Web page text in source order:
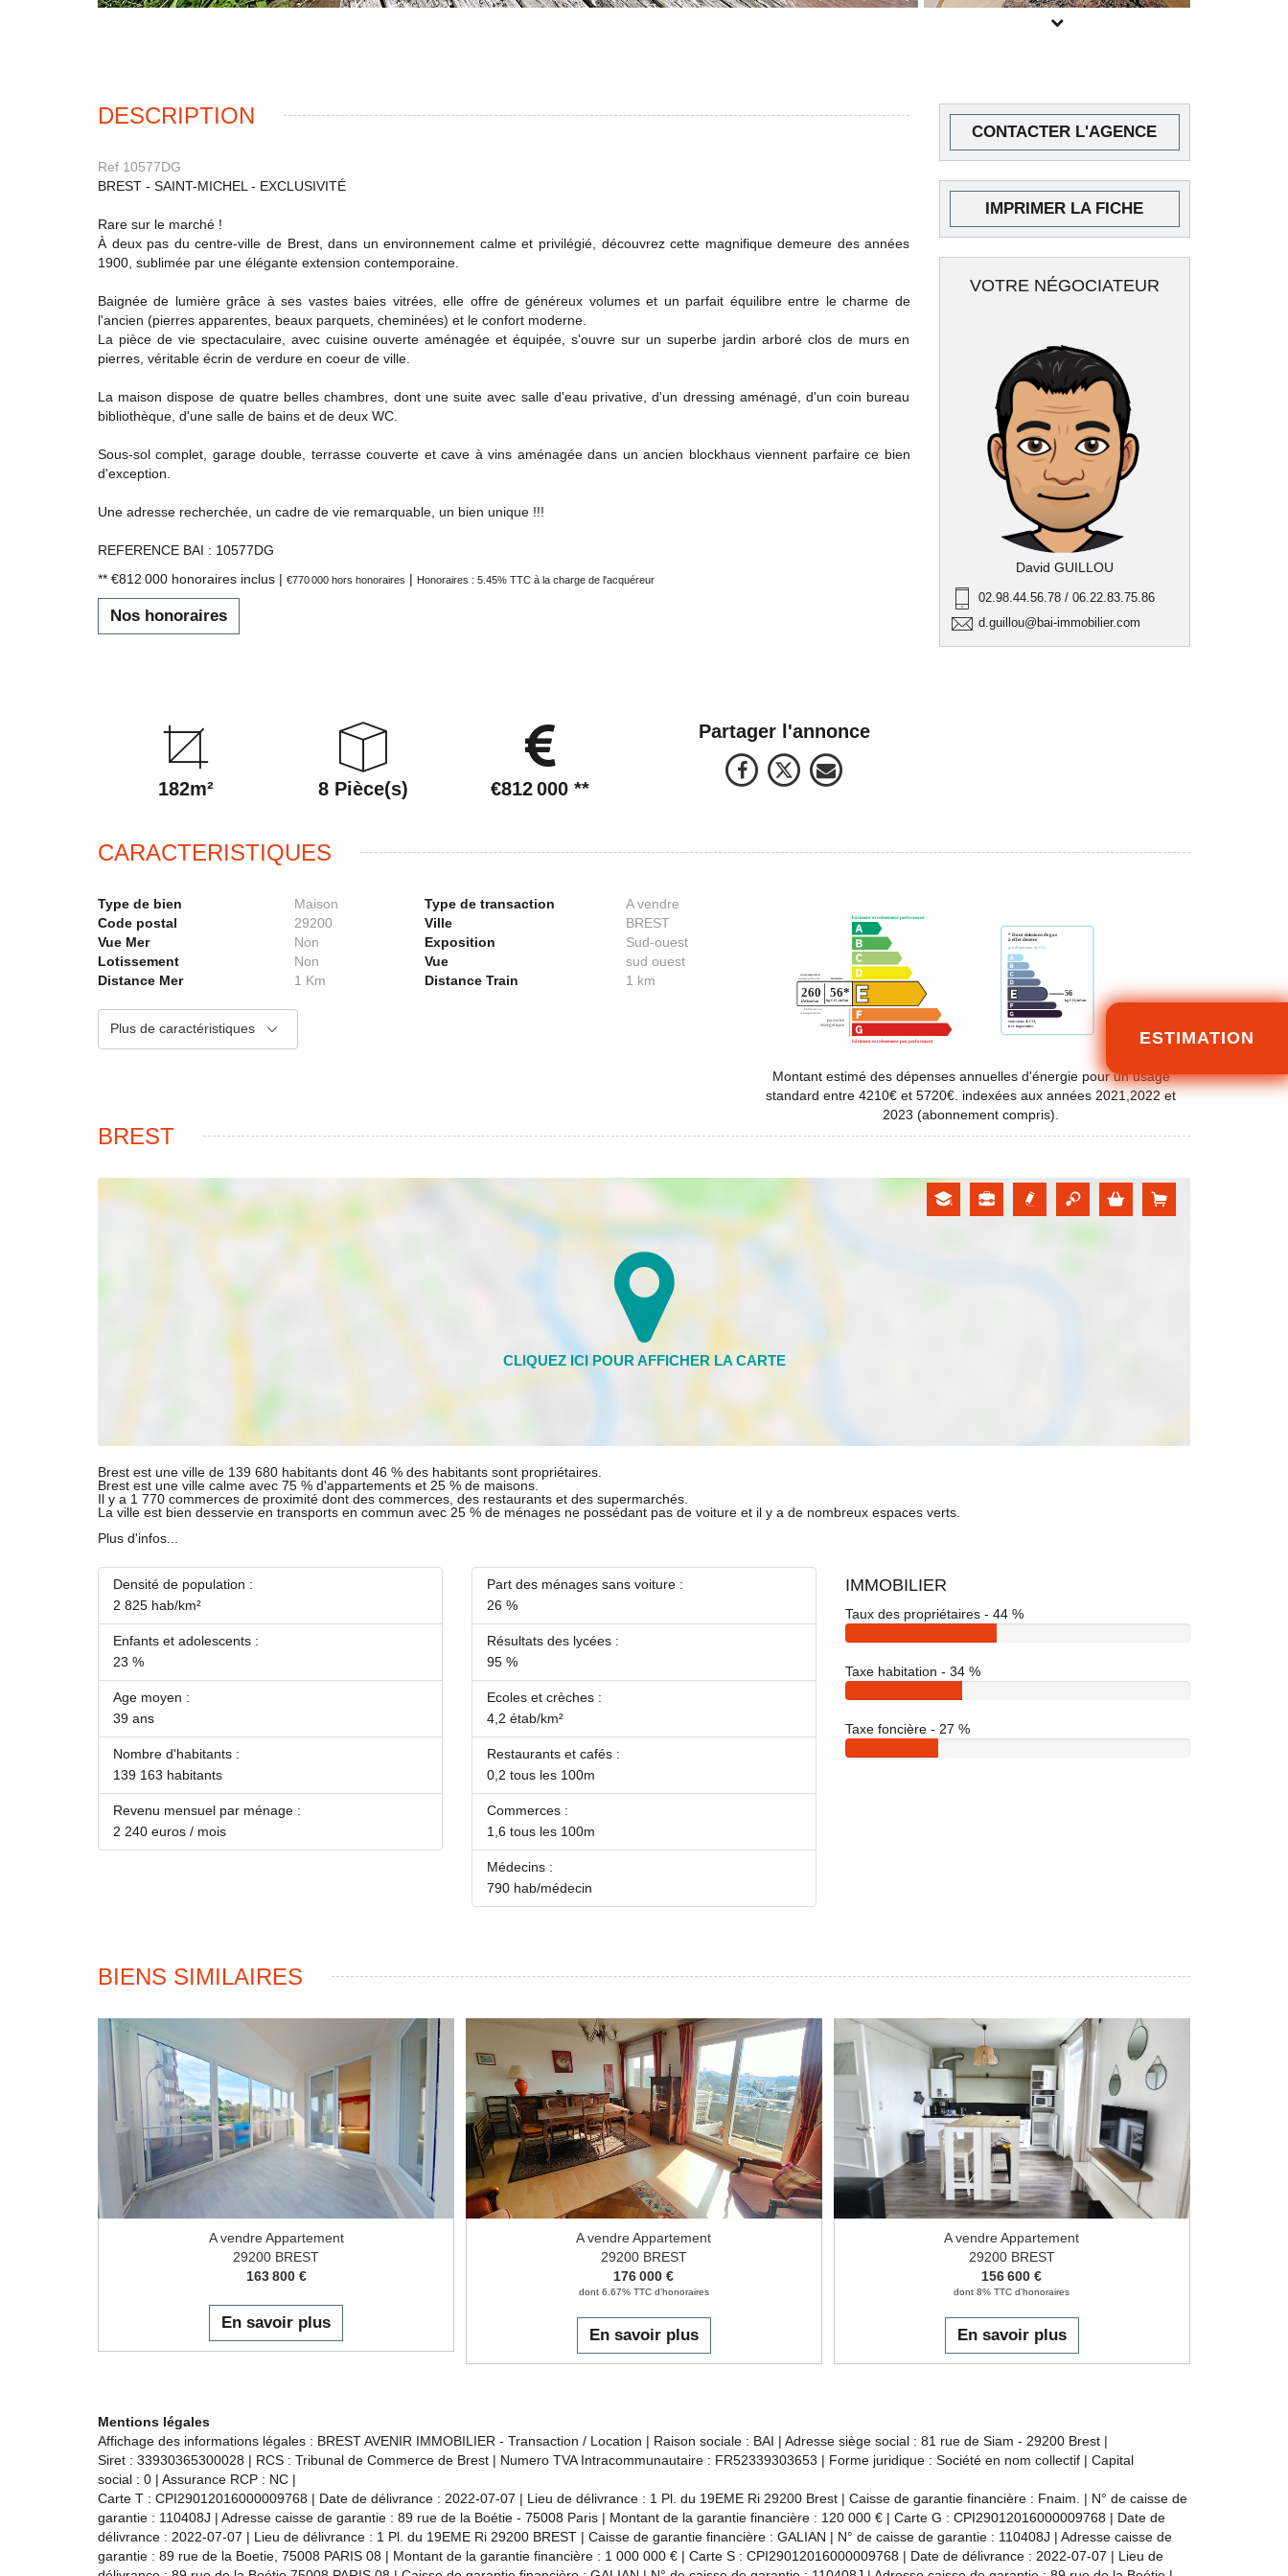
ESTIMATION
DESCRIPTION
Ref 10577DG
BREST - SAINT-MICHEL - EXCLUSIVITÉ
Rare sur le marché !
À deux pas du centre-ville de Brest, dans un environnement calme et privilégié, découvrez cette magnifique demeure des années
1900, sublimée par une élégante extension contemporaine.
Baignée de lumière grâce à ses vastes baies vitrées, elle offre de généreux volumes et un parfait équilibre entre le charme de
l'ancien (pierres apparentes, beaux parquets, cheminées) et le confort moderne.
La pièce de vie spectaculaire, avec cuisine ouverte aménagée et équipée, s'ouvre sur un superbe jardin arboré clos de murs en
pierres, véritable écrin de verdure en coeur de ville.
La maison dispose de quatre belles chambres, dont une suite avec salle d'eau privative, d'un dressing aménagé, d'un coin bureau
bibliothèque, d'une salle de bains et de deux WC.
Sous-sol complet, garage double, terrasse couverte et cave à vins aménagée dans un ancien blockhaus viennent parfaire ce bien
d'exception.
Une adresse recherchée, un cadre de vie remarquable, un bien unique !!!
REFERENCE BAI : 10577DG
** €812 000 honoraires inclus | €770 000 hors honoraires | Honoraires : 5.45% TTC à la charge de l'acquéreur
Nos honoraires
182m² 8 Pièce(s) €812 000 **
Partager l'annonce
CONTACTER L'AGENCE
IMPRIMER LA FICHE
VOTRE NÉGOCIATEUR
David GUILLOU
02.98.44.56.78 / 06.22.83.75.86
d.guillou@bai-immobilier.com
CARACTERISTIQUES
Type de bien
Maison
Code postal
29200
Vue Mer
Non
Lotissement
Non
Distance Mer
1 Km
Type de transaction
A vendre
Ville
BREST
Exposition
Sud-ouest
Vue
sud ouest
Distance Train
1 km
Plus de caractéristiques
Montant estimé des dépenses annuelles d'énergie pour un usage
standard entre 4210€ et 5720€. indexées aux années 2021,2022 et
2023 (abonnement compris).
BREST
Brest est une ville de 139 680 habitants dont 46 % des habitants sont propriétaires.
Brest est une ville calme avec 75 % d'appartements et 25 % de maisons.
Il y a 1 770 commerces de proximité dont des commerces, des restaurants et des supermarchés.
La ville est bien desservie en transports en commun avec 25 % de ménages ne possédant pas de voiture et il y a de nombreux espaces verts.
Plus d'infos...
Densité de population :
2 825 hab/km²
Enfants et adolescents :
23 %
Age moyen :
39 ans
Nombre d'habitants :
139 163 habitants
Revenu mensuel par ménage :
2 240 euros / mois
Part des ménages sans voiture :
26 %
Résultats des lycées :
95 %
Ecoles et crèches :
4,2 étab/km²
Restaurants et cafés :
0,2 tous les 100m
Commerces :
1,6 tous les 100m
Médecins :
790 hab/médecin
IMMOBILIER
Taux des propriétaires - 44 %
Taxe habitation - 34 %
Taxe foncière - 27 %
BIENS SIMILAIRES
A vendre Appartement
29200 BREST
163 800 €
En savoir plus
A vendre Appartement
29200 BREST
176 000 €
dont 6.67% TTC d'honoraires
En savoir plus
A vendre Appartement
29200 BREST
156 600 €
dont 8% TTC d'honoraires
En savoir plus
Mentions légales
Affichage des informations légales : BREST AVENIR IMMOBILIER - Transaction / Location | Raison sociale : BAI | Adresse siège social : 81 rue de Siam - 29200 Brest |
Siret : 33930365300028 | RCS : Tribunal de Commerce de Brest | Numero TVA Intracommunautaire : FR52339303653 | Forme juridique : Société en nom collectif | Capital
social : 0 | Assurance RCP : NC |
Carte T : CPI29012016000009768 | Date de délivrance : 2022-07-07 | Lieu de délivrance : 1 Pl. du 19EME Ri 29200 Brest | Caisse de garantie financière : Fnaim. | N° de caisse de
garantie : 110408J | Adresse caisse de garantie : 89 rue de la Boétie - 75008 Paris | Montant de la garantie financière : 120 000 € | Carte G : CPI29012016000009768 | Date de
délivrance : 2022-07-07 | Lieu de délivrance : 1 Pl. du 19EME Ri 29200 BREST | Caisse de garantie financière : GALIAN | N° de caisse de garantie : 110408J | Adresse caisse de
garantie : 89 rue de la Boetie, 75008 PARIS 08 | Montant de la garantie financière : 1 000 000 € | Carte S : CPI29012016000009768 | Date de délivrance : 2022-07-07 | Lieu de